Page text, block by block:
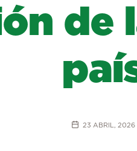
de
23 ABRIL, 2026